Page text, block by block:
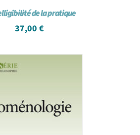
de la pratique
37,00 €